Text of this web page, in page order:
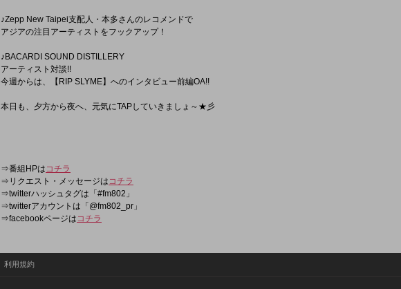
♪Zepp New Taipei支配人・本多さんのレコメンドで
アジアの注目アーティストをフックアップ！
♪BACARDI SOUND DISTILLERY
アーティスト対談!!
今週からは、【RIP SLYME】へのインタビュー前編OA!!
本日も、夕方から夜へ、元気にTAPしていきましょ～★彡
⇒番組HPは コチラ
⇒リクエスト・メッセージは コチラ
⇒twitterハッシュタグは「#fm802」
⇒twitterアカウントは「@fm802_pr」
⇒facebookページは コチラ
利用規約